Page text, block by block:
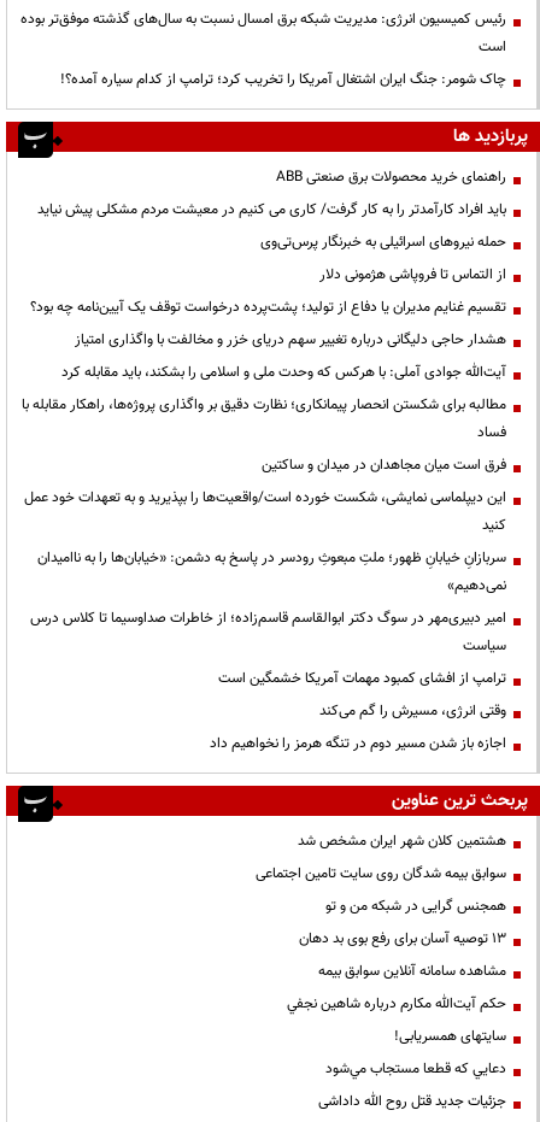
رئیس کمیسیون انرژی: مدیریت شبکه برق امسال نسبت به سال‌های گذشته موفق‌تر بوده
است
چاک شومر: جنگ ایران اشتغال آمریکا را تخریب کرد؛ ترامپ از کدام سیاره آمده؟!
پربازدید ها
راهنمای خرید محصولات برق صنعتی ABB
باید افراد کارآمدتر را به کار گرفت/ کاری می کنیم در معیشت مردم مشکلی پیش نیاید
حمله نیروهای اسرائیلی به خبرنگار پرس‌تی‌وی
از التماس تا فروپاشی هژمونی دلار
تقسیم غنایم مدیران یا دفاع از تولید؛ پشت‌پرده درخواست توقف یک آیین‌نامه چه بود؟
هشدار حاجی دلیگانی درباره تغییر سهم دریای خزر و مخالفت با واگذاری امتیاز
آیت‌الله جوادی آملی: با هرکس که وحدت ملی و اسلامی را بشکند، باید مقابله کرد
مطالبه برای شکستن انحصار پیمانکاری؛ نظارت دقیق بر واگذاری پروژه‌ها، راهکار مقابله با
فساد
فرق است میان مجاهدان در میدان و ساکتین
این دیپلماسی نمایشی، شکست خورده است/واقعیت‌ها را بپذیرید و به تعهدات خود عمل
کنید
سربازانِ خیابانِ ظهور؛ ملتِ مبعوثِ رودسر در پاسخ به دشمن: «خیابان‌ها را به ناامیدان
نمی‌دهیم»
امیر دبیری‌مهر در سوگ دکتر ابوالقاسم قاسم‌زاده؛ از خاطرات صداوسیما تا کلاس درس
سیاست
ترامپ از افشای کمبود مهمات آمریکا خشمگین است
وقتی انرژی، مسیرش را گم می‌کند
اجازه باز شدن مسیر دوم در تنگه هرمز را نخواهیم داد
پربحث ترین عناوین
هشتمین کلان شهر ایران مشخص شد
سوابق بیمه شدگان روی سایت تامین اجتماعی
همجنس گرایی در شبکه من و تو
13 توصیه آسان برای رفع بوی بد دهان
مشاهده سامانه آنلاين سوابق بیمه
حكم آيت‌الله مكارم درباره شاهين نجفي
سایتهای همسریابی!
دعايي كه قطعا مستجاب مي‌شود
جزئیات جدید قتل روح الله داداشی